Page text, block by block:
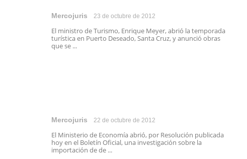
Mercojuris 23 de octubre de 2012
El ministro de Turismo, Enrique Meyer, abrió la temporada
turística en Puerto Deseado, Santa Cruz, y anunció obras
que se ...
Mercojuris 22 de octubre de 2012
El Ministerio de Economía abrió, por Resolución publicada
hoy en el Boletín Oficial, una investigación sobre la
importación de de ...